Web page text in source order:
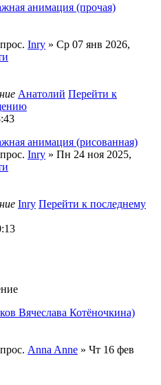
анимация (прочая)
Inry » Ср 07 янв 2026,
Анатолий Перейти к
анимация (рисованная)
Inry » Пн 24 ноя 2025,
Inry Перейти к последнему
Вячеслава Котёночкина)
Anna Anne » Чт 16 фев